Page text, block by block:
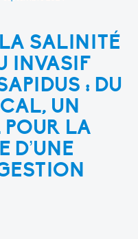
SALINITÉ
INVASIF
: DU
UN
LA
D’UNE